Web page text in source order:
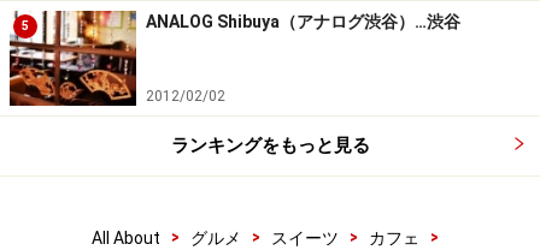
5 ANALOG Shibuya（アナログ渋谷）…渋谷
2012/02/02
ランキングをもっと見る
All About > グルメ > スイーツ > カフェ
>